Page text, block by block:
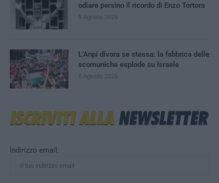
Indirizzo email:
odiare persino il ricordo di Enzo Tortora
5 Agosto 2026
L’Anpi divora se stessa: la fabbrica delle
scomuniche esplode su Israele
5 Agosto 2026